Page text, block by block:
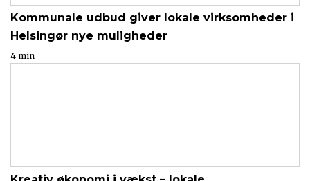
Kommunale udbud giver lokale virksomheder i
Helsingør nye muligheder
4 min